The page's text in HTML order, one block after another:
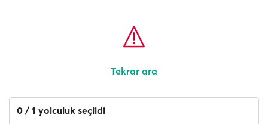
Tekrar ara
0 / 1 yolculuk seçildi